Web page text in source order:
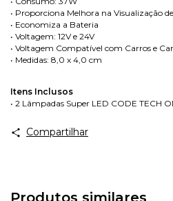
• Proporciona Melhora na Visualização
• Economiza a Bateria
• Voltagem: 12V e 24V
• Voltagem Compatível com Carros e
• Medidas: 8,0 x 4,0 cm
Itens Inclusos
• 2 Lâmpadas Super LED CODE TECH
Compartilhar
Produtos similares